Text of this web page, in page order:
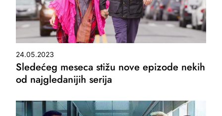
24.05.2023
Sledećeg meseca stižu nove epizode nekih
od najgledanijih serija